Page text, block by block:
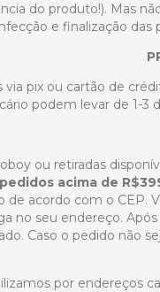
do produto!). Mas
e finalização das
via pix ou cartão de
podem levar de 1-3
ou retiradas
acima de
de acordo com o CEP.
no seu endereço.
Caso o pedido não
por endereços